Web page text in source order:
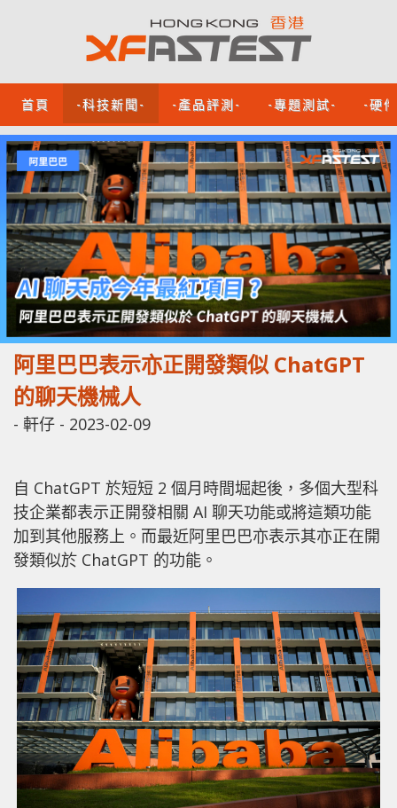
首頁 -科技新聞- -產品評測- -專題測試- -硬
阿里巴巴表示亦正開發類似 ChatGPT
的聊天機械人
- 軒仔 - 2023-02-09
自 ChatGPT 於短短 2 個月時間堀起後，多個大型科
技企業都表示正開發相關 AI 聊天功能或將這類功能
加到其他服務上。而最近阿里巴巴亦表示其亦正在開
發類似於 ChatGPT 的功能。